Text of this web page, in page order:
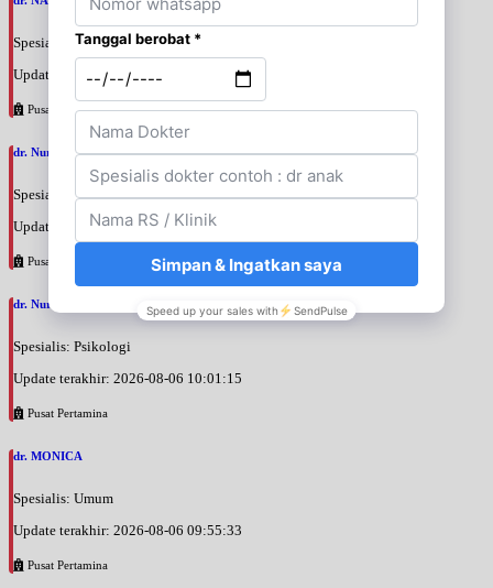
Spesialis: Anak
Update terakhir: 2026-08-06 10:07:14
Pusat Pertamina
dr. Nurul Annisa, M.Psi
Spesialis: Psikologi
Update terakhir: 2026-08-06 10:03:18
Pusat Pertamina
dr. Nurul Adiningtyas, M.Psi
Spesialis: Psikologi
Update terakhir: 2026-08-06 10:01:15
Pusat Pertamina
dr. MONICA
Spesialis: Umum
Update terakhir: 2026-08-06 09:55:33
Pusat Pertamina